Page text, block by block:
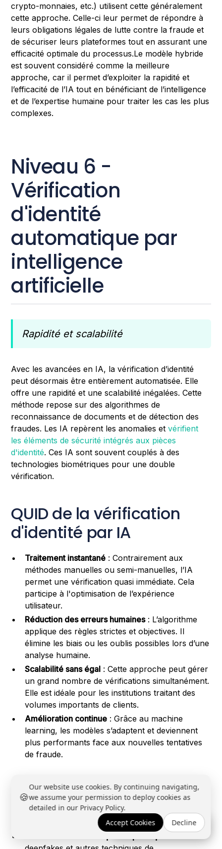
crypto-monnaies, etc.) utilisent cette généralement
cette approche. Celle-ci leur permet de répondre à
leurs obligations légales de lutte contre la fraude et
de sécuriser leurs plateformes tout en assurant une
efficacité optimale du processus.Le modèle hybride
est souvent considéré comme la meilleure
approche, car il permet d’exploiter la rapidité et
l’efficacité de l’IA tout en bénéficiant de l’intelligence
et de l’expertise humaine pour traiter les cas les plus
complexes.
Niveau 6 -
Vérification
d'identité
automatique par
intelligence
artificielle
Rapidité et scalabilité
Avec les avancées en IA, la vérification d’identité
peut désormais être entièrement automatisée. Elle
offre une rapidité et une scalabilité inégalées. Cette
méthode repose sur des algorithmes de
reconnaissance de documents et de détection des
fraudes. Les IA repèrent les anomalies etvérifient
les éléments de sécurité intégrés aux pièces
d'identité. Ces IA sont souvent couplés à des
technologies biométriques pour une double
vérification.
QUID de la vérification
d'identité par IA
Traitement instantané : Contrairement aux
méthodes manuelles ou semi-manuelles, l’IA
permet une vérification quasi immédiate. Cela
participe à l'optimisation de l’expérience
utilisateur.
Réduction des erreurs humaines: L’algorithme
applique des règles strictes et objectives. Il
élimine les biais ou les oublis possibles lors d’une
analyse humaine.
Scalabilité sans égal : Cette approche peut gérer
un grand nombre de vérifications simultanément.
Elle est idéale pour les institutions traitant des
volumes importants de clients.
Amélioration continue : Grâce au machine
learning, les modèles s’adaptent et deviennent
plus performants face aux nouvelles tentatives
de fraude.
Quelques inconvénients
subsistent
🍪
Our website use cookies. By continuing navigating,
we assume your permission to deploy cookies as
detailed in our Privacy Policy.
Accept Cookies
Decline
Réserver une démo →